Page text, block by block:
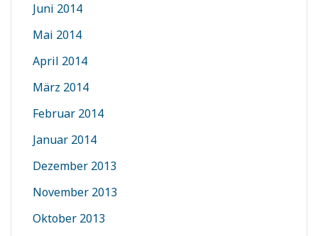
Juni 2014
Mai 2014
April 2014
März 2014
Februar 2014
Januar 2014
Dezember 2013
November 2013
Oktober 2013